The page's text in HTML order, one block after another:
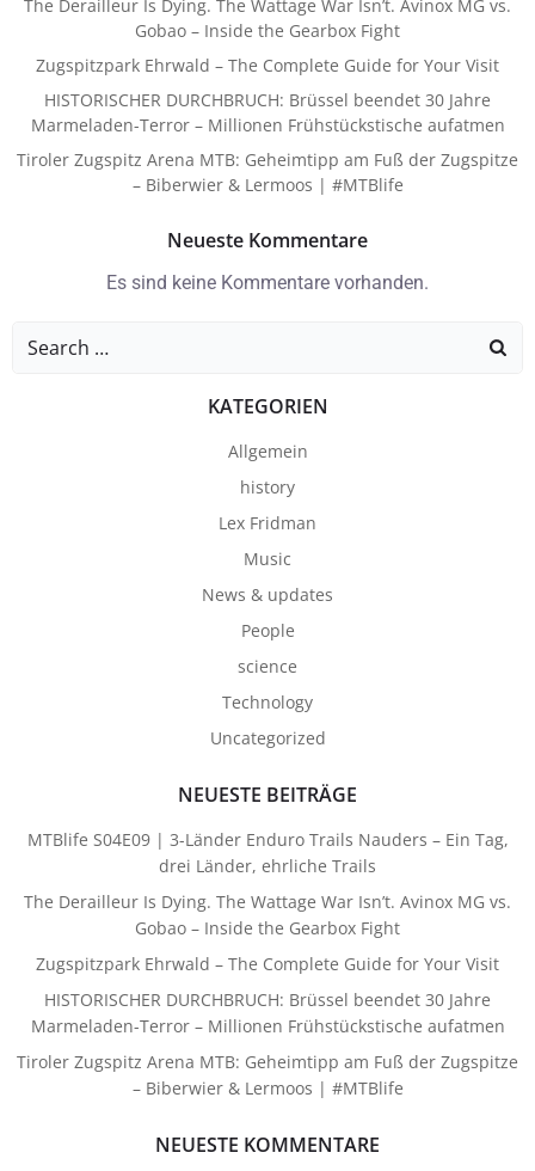
The Derailleur Is Dying. The Wattage War Isn’t. Avinox MG vs.
Gobao – Inside the Gearbox Fight
Zugspitzpark Ehrwald – The Complete Guide for Your Visit
HISTORISCHER DURCHBRUCH: Brüssel beendet 30 Jahre
Marmeladen-Terror – Millionen Frühstückstische aufatmen
Tiroler Zugspitz Arena MTB: Geheimtipp am Fuß der Zugspitze
– Biberwier & Lermoos | #MTBlife
Neueste Kommentare
Es sind keine Kommentare vorhanden.
Search
KATEGORIEN
Allgemein
history
Lex Fridman
Music
News & updates
People
science
Technology
Uncategorized
NEUESTE BEITRÄGE
MTBlife S04E09 | 3-Länder Enduro Trails Nauders – Ein Tag,
drei Länder, ehrliche Trails
The Derailleur Is Dying. The Wattage War Isn’t. Avinox MG vs.
Gobao – Inside the Gearbox Fight
Zugspitzpark Ehrwald – The Complete Guide for Your Visit
HISTORISCHER DURCHBRUCH: Brüssel beendet 30 Jahre
Marmeladen-Terror – Millionen Frühstückstische aufatmen
Tiroler Zugspitz Arena MTB: Geheimtipp am Fuß der Zugspitze
– Biberwier & Lermoos | #MTBlife
NEUESTE KOMMENTARE